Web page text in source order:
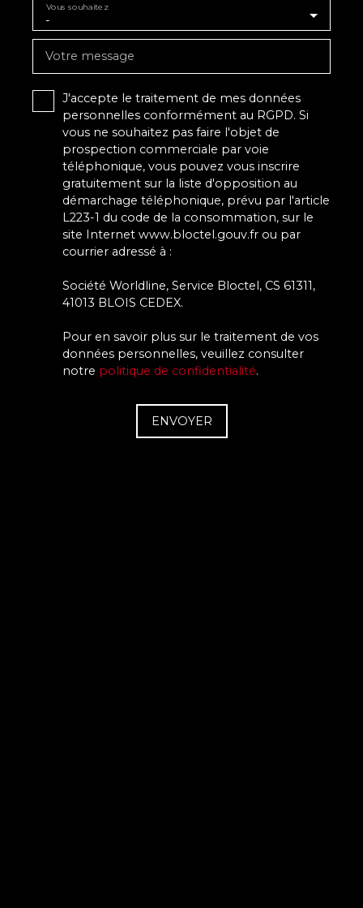
-
Vous souhaitez
Votre message
J'accepte le traitement de mes données
personnelles conformément au RGPD. Si
vous ne souhaitez pas faire l'objet de
prospection commerciale par voie
téléphonique, vous pouvez vous inscrire
gratuitement sur la liste d'opposition au
démarchage téléphonique, prévu par l'article
L223-1 du code de la consommation, sur le
site Internet www.bloctel.gouv.fr ou par
courrier adressé à :
Société Worldline, Service Bloctel, CS 61311,
41013 BLOIS CEDEX.
Pour en savoir plus sur le traitement de vos
données personnelles, veuillez consulter
notre politique de confidentialité.
ENVOYER